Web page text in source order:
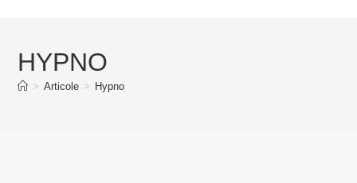
HYPNO
> Articole > Hypno